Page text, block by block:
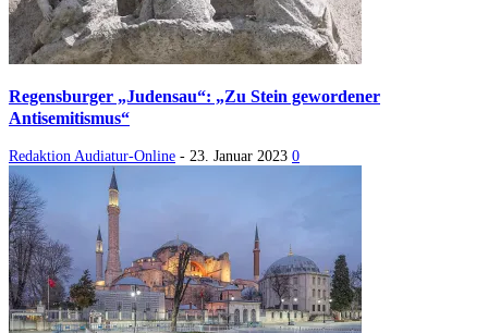
Regensburger „Judensau“: „Zu Stein gewordener
Antisemitismus“
Redaktion Audiatur-Online - 23. Januar 2023 0